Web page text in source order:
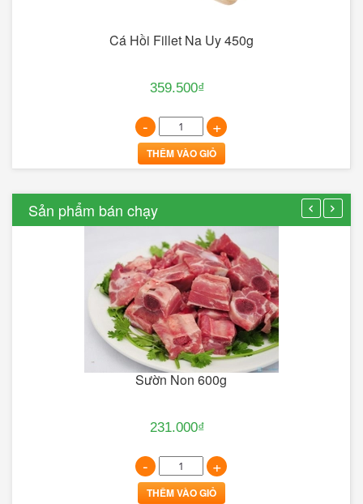
Cá Hồi Fillet Na Uy 450g
359.500₫
+
THÊM VÀO GIỎ
Sản phẩm bán chạy
Sườn Non 600g
231.000₫
- +
THÊM VÀO GIỎ